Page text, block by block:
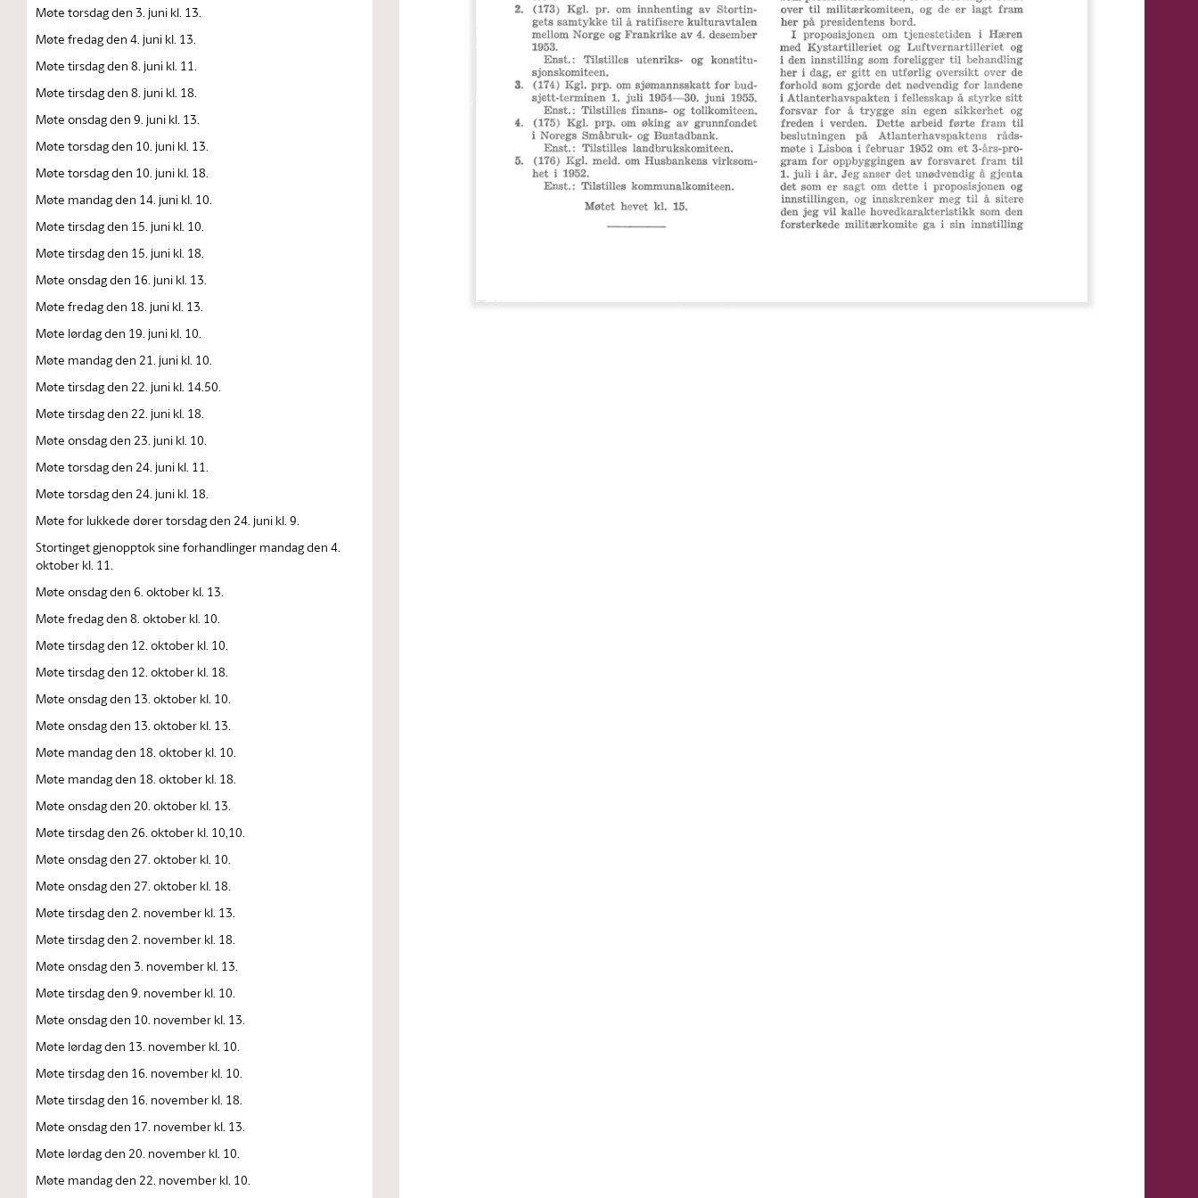
Møte torsdag den 3. juni kl. 13.
Møte fredag den 4. juni kl. 13.
Møte tirsdag den 8. juni kl. 11.
Møte tirsdag den 8. juni kl. 18.
Møte onsdag den 9. juni kl. 13.
Møte torsdag den 10. juni kl. 13.
Møte torsdag den 10. juni kl. 18.
Møte mandag den 14. juni kl. 10.
Møte tirsdag den 15. juni kl. 10.
Møte tirsdag den 15. juni kl. 18.
Møte onsdag den 16. juni kl. 13.
Møte fredag den 18. juni kl. 13.
Møte lørdag den 19. juni kl. 10.
Møte mandag den 21. juni kl. 10.
Møte tirsdag den 22. juni kl. 14.50.
Møte tirsdag den 22. juni kl. 18.
Møte onsdag den 23. juni kl. 10.
Møte torsdag den 24. juni kl. 11.
Møte torsdag den 24. juni kl. 18.
Møte for lukkede dører torsdag den 24. juni kl. 9.
Stortinget gjenopptok sine forhandlinger mandag den 4.
oktober kl. 11.
Møte onsdag den 6. oktober kl. 13.
Møte fredag den 8. oktober kl. 10.
Møte tirsdag den 12. oktober kl. 10.
Møte tirsdag den 12. oktober kl. 18.
Møte onsdag den 13. oktober kl. 10.
Møte onsdag den 13. oktober kl. 13.
Møte mandag den 18. oktober kl. 10.
Møte mandag den 18. oktober kl. 18.
Møte onsdag den 20. oktober kl. 13.
Møte tirsdag den 26. oktober kl. 10,10.
Møte onsdag den 27. oktober kl. 10.
Møte onsdag den 27. oktober kl. 18.
Møte tirsdag den 2. november kl. 13.
Møte tirsdag den 2. november kl. 18.
Møte onsdag den 3. november kl. 13.
Møte tirsdag den 9. november kl. 10.
Møte onsdag den 10. november kl. 13.
Møte lørdag den 13. november kl. 10.
Møte tirsdag den 16. november kl. 10.
Møte tirsdag den 16. november kl. 18.
Møte onsdag den 17. november kl. 13.
Møte lørdag den 20. november kl. 10.
Møte mandag den 22. november kl. 10.